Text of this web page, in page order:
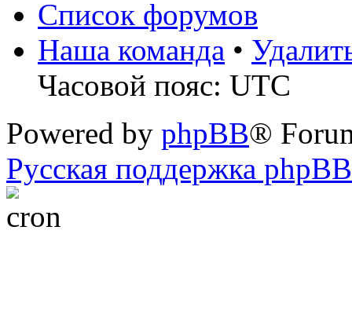
Список форумов
Наша команда •
Часовой пояс: UTC
Powered by phpBB®
Русская поддержка phpBB